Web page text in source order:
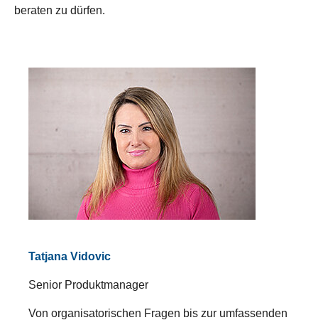
beraten zu dürfen.
Tatjana Vidovic
Senior Produktmanager
Von organisatorischen Fragen bis zur umfassenden